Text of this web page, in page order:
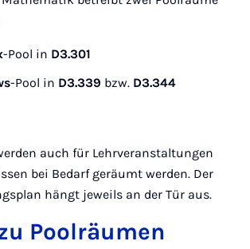
-Pool in D3.301
-Pool in D3.339 bzw. D3.344
auch für Lehrveranstaltungen
bei Bedarf geräumt werden. Der
hängt jeweils an der Tür aus.
Poolräumen